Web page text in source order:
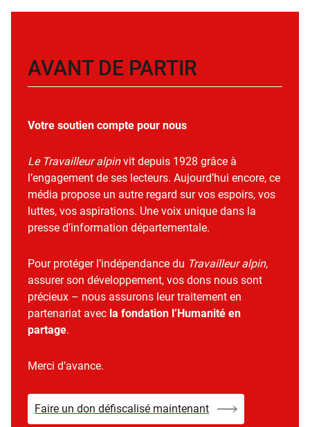
AVANT DE PARTIR
Votre soutien compte pour nous
Le Travailleur alpinvit depuis 1928 grâce à
l’engagement de ses lecteurs. Aujourd’hui encore, ce
média propose un autre regard sur vos espoirs, vos
luttes, vos aspirations. Une voix unique dans la
presse d’information départementale.
Pour protéger l’indépendance du Travailleur alpin,
assurer son développement, vos dons nous sont
précieux – nous assurons leur traitement en
partenariat avec la fondation l’Humanité en
partage.
Merci d’avance.
Faire un don défiscalisé maintenant